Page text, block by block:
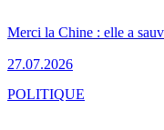
Merci la Chine : elle a
27.07.2026
POLITIQUE